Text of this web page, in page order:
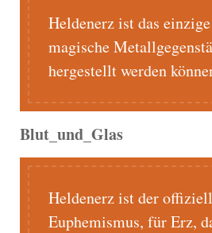
Heldenerz ist das
magische
hergestellt werden
Blut_und_Glas
Heldenerz ist der
Euphemismus, für Erz,